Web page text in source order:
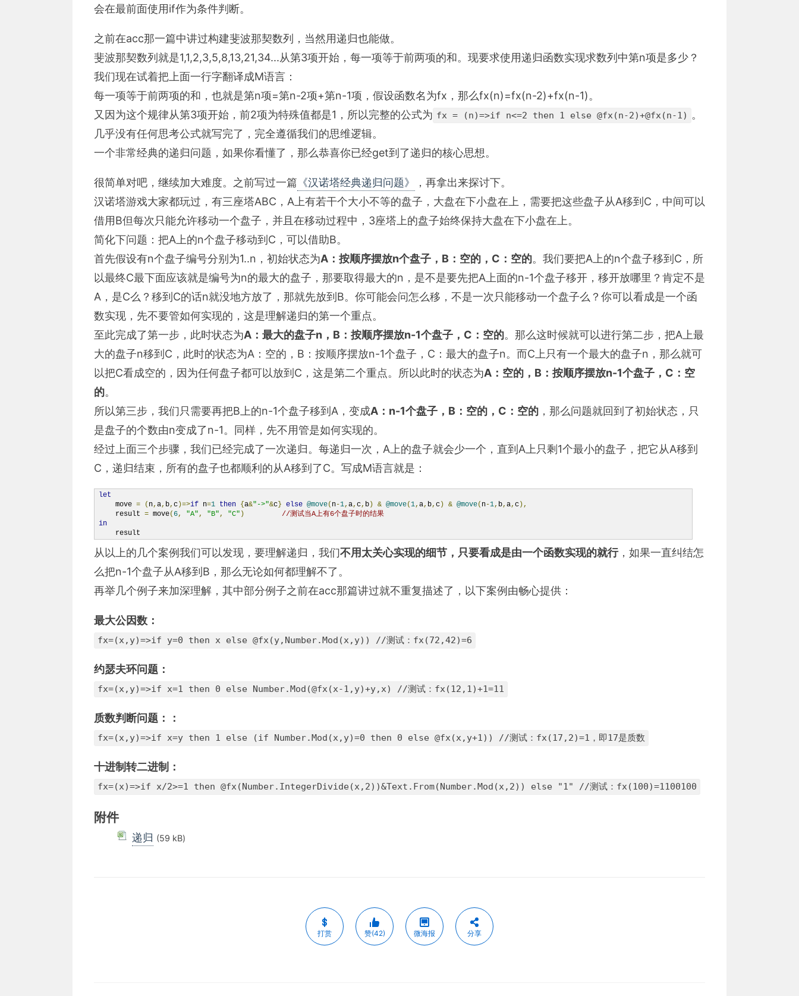
会在最前面使用if作为条件判断。
之前在acc那一篇中讲过构建斐波那契数列，当然用递归也能做。
斐波那契数列就是1,1,2,3,5,8,13,21,34...从第3项开始，每一项等于前两项的和。现要求使用递归函数实现求数列中第n项是多少？
我们现在试着把上面一行字翻译成M语言：
每一项等于前两项的和，也就是第n项=第n-2项+第n-1项，假设函数名为fx，那么fx(n)=fx(n-2)+fx(n-1)。
又因为这个规律从第3项开始，前2项为特殊值都是1，所以完整的公式为 fx = (n)=>if n<=2 then 1 else @fx(n-2)+@fx(n-1)
。
几乎没有任何思考公式就写完了，完全遵循我们的思维逻辑。
一个非常经典的递归问题，如果你看懂了，那么恭喜你已经get到了递归的核心思想。
很简单对吧，继续加大难度。之前写过一篇 《汉诺塔经典递归问题》
，再拿出来探讨下。
汉诺塔游戏大家都玩过，有三座塔ABC，A上有若干个大小不等的盘子，大盘在下小盘在上，需要把这些盘子从A移到C，中间可以
借用B但每次只能允许移动一个盘子，并且在移动过程中，3座塔上的盘子始终保持大盘在下小盘在上。
简化下问题：把A上的n个盘子移动到C，可以借助B。
首先假设有n个盘子编号分别为1..n，初始状态为A：按顺序摆放n个盘子，B：空的，C：空的。我们要把A上的n个盘子移到C，所
以最终C最下面应该就是编号为n的最大的盘子，那要取得最大的n，是不是要先把A上面的n-1个盘子移开，移开放哪里？肯定不是
A，是C么？移到C的话n就没地方放了，那就先放到B。你可能会问怎么移，不是一次只能移动一个盘子么？你可以看成是一个函
数实现，先不要管如何实现的，这是理解递归的第一个重点。
至此完成了第一步，此时状态为A：最大的盘子n，B：按顺序摆放n-1个盘子，C：空的。那么这时候就可以进行第二步，把A上最
大的盘子n移到C，此时的状态为A：空的，B：按顺序摆放n-1个盘子，C：最大的盘子n。而C上只有一个最大的盘子n，那么就可
以把C看成空的，因为任何盘子都可以放到C，这是第二个重点。所以此时的状态为A：空的，B：按顺序摆放n-1个盘子，C：空
的。
所以第三步，我们只需要再把B上的n-1个盘子移到A，变成A：n-1个盘子，B：空的，C：空的 ，那么问题就回到了初始状态，只
是盘子的个数由n变成了n-1。同样，先不用管是如何实现的。
经过上面三个步骤，我们已经完成了一次递归。每递归一次，A上的盘子就会少一个，直到A上只剩1个最小的盘子，把它从A移到
C，递归结束，所有的盘子也都顺利的从A移到了C。写成M语言就是：
let
    move
= ( n, a, b, c )=>if n=1 then { a&"->"&c } else @move( n-1, a, c, b ) & @move(1, a, b, c ) & @move( n-1, b, a, c ),
    result
= move( 6, "A", "B", "C" )
//测试当A上有6个盘子时的结果
in
    result
从以上的几个案例我们可以发现，要理解递归，我们不用太关心实现的细节，只要看成是由一个函数实现的就行，如果一直纠结怎
么把n-1个盘子从A移到B，那么无论如何都理解不了。
再举几个例子来加深理解，其中部分例子之前在acc那篇讲过就不重复描述了，以下案例由畅心提供：
最大公因数：
fx=(x,y)=>if y=0 then x else @fx(y,Number.Mod(x,y)) //测试：fx(72,42)=6
约瑟夫环问题：
fx=(x,y)=>if x=1 then 0 else Number.Mod(@fx(x-1,y)+y,x) //测试：fx(12,1)+1=11
质数判断问题：：
fx=(x,y)=>if x=y then 1 else (if Number.Mod(x,y)=0 then 0 else @fx(x,y+1)) //测试：fx(17,2)=1，即17是质数
十进制转二进制：
fx=(x)=>if x/2>=1 then @fx(Number.IntegerDivide(x,2))&Text.From(Number.Mod(x,2)) else "1" //测试：fx(100)=1100100
附件
递归 (59 kB)
打赏 赞(42) 微海报 分享